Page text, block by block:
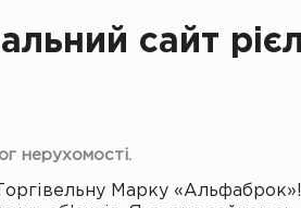
сайт
нерухомості.
Марку